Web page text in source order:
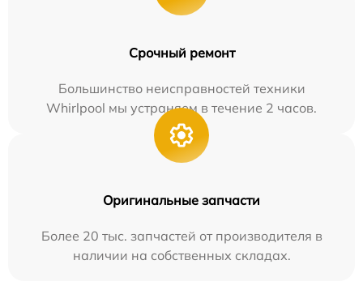
Срочный ремонт
Большинство неисправностей техники
Whirlpool мы устраняем в течение 2 часов.
Оригинальные запчасти
Более 20 тыс. запчастей от производителя в
наличии на собственных складах.